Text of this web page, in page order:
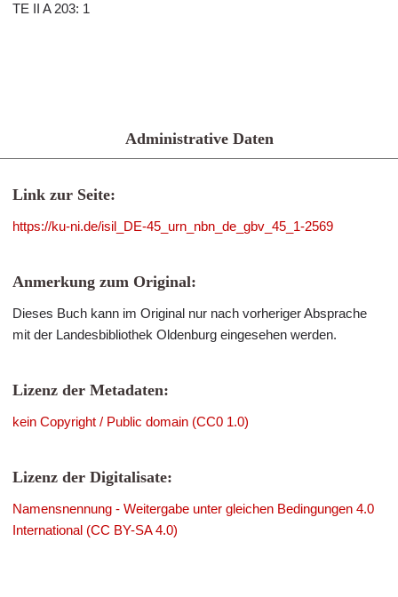
TE II A 203: 1
Administrative Daten
Link zur Seite:
https://ku-ni.de/isil_DE-45_urn_nbn_de_gbv_45_1-2569
Anmerkung zum Original:
Dieses Buch kann im Original nur nach vorheriger Absprache
mit der Landesbibliothek Oldenburg eingesehen werden.
Lizenz der Metadaten:
kein Copyright / Public domain (CC0 1.0)
Lizenz der Digitalisate:
Namensnennung - Weitergabe unter gleichen Bedingungen 4.0
International (CC BY-SA 4.0)